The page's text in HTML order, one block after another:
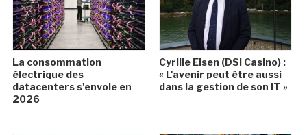
La consommation
électrique des
datacenters s'envole en
2026
Cyrille Elsen (DSI Casino) :
« L'avenir peut être aussi
dans la gestion de son IT »